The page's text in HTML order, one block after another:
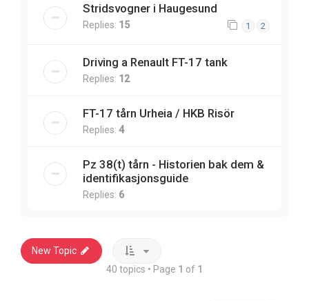
Stridsvogner i Haugesund
Replies: 15 1 2
Driving a Renault FT-17 tank
Replies: 12
FT-17 tårn Urheia / HKB Risör
Replies: 4
Pz 38(t) tårn - Historien bak dem &
identifikasjonsguide
Replies: 6
New Topic
40 topics • Page 1 of 1